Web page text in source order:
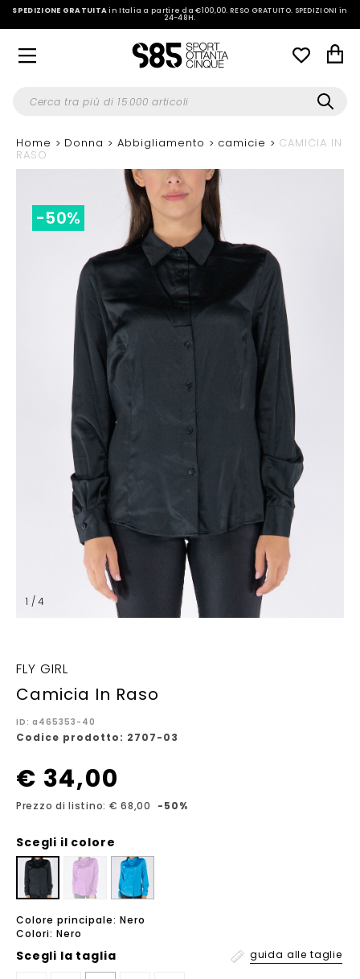
SPEDIZIONE GRATUITAin Italia a partire da €100,00.RESO GRATUITO. SPEDIZIONI in
24-48H.
Home Donna Abbigliamento camicie CAMICIA IN
RASO
1 / 4
-50%
FLY GIRL
Camicia In Raso
ID: a465353-40
Codice prodotto: 2707-03
€ 34,00
Prezzo di listino: € 68,00 -50%
Scegli il colore
Colore principale: Nero
Colori: Nero
Scegli la taglia guida alle taglie